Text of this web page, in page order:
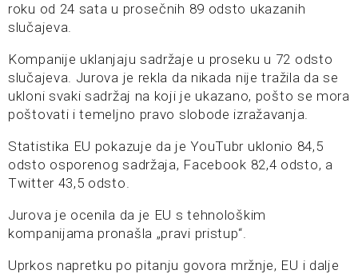
roku od 24 sata u prosečnih 89 odsto ukazanih
slučajeva.
Kompanije uklanjaju sadržaje u proseku u 72 odsto
slučajeva. Jurova je rekla da nikada nije tražila da se
ukloni svaki sadržaj na koji je ukazano, pošto se mora
poštovati i temeljno pravo slobode izražavanja.
Statistika EU pokazuje da je YouTubr uklonio 84,5
odsto osporenog sadržaja, Facebook 82,4 odsto, a
Twitter 43,5 odsto.
Jurova je ocenila da je EU s tehnološkim
kompanijama pronašla „pravi pristup“.
Uprkos napretku po pitanju govora mržnje, EU i dalje